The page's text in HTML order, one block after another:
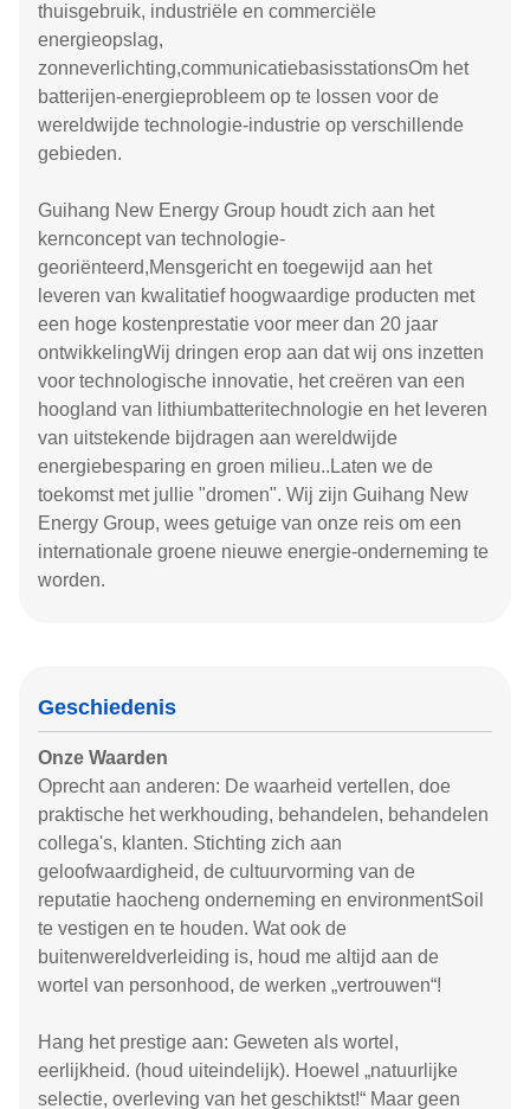
thuisgebruik, industriële en commerciële
energieopslag,
zonneverlichting,communicatiebasisstationsOm het
batterijen-energieprobleem op te lossen voor de
wereldwijde technologie-industrie op verschillende
gebieden.
Guihang New Energy Group houdt zich aan het
kernconcept van technologie-
georiënteerd,Mensgericht en toegewijd aan het
leveren van kwalitatief hoogwaardige producten met
een hoge kostenprestatie voor meer dan 20 jaar
ontwikkelingWij dringen erop aan dat wij ons inzetten
voor technologische innovatie, het creëren van een
hoogland van lithiumbatteritechnologie en het leveren
van uitstekende bijdragen aan wereldwijde
energiebesparing en groen milieu..Laten we de
toekomst met jullie "dromen". Wij zijn Guihang New
Energy Group, wees getuige van onze reis om een
internationale groene nieuwe energie-onderneming te
worden.
Geschiedenis
Onze Waarden
Oprecht aan anderen: De waarheid vertellen, doe
praktische het werkhouding, behandelen, behandelen
collega's, klanten. Stichting zich aan
geloofwaardigheid, de cultuurvorming van de
reputatie haocheng onderneming en environmentSoil
te vestigen en te houden. Wat ook de
buitenwereldverleiding is, houd me altijd aan de
wortel van personhood, de werken „vertrouwen“!
Hang het prestige aan: Geweten als wortel,
eerlijkheid. (houd uiteindelijk). Hoewel „natuurlijke
selectie, overleving van het geschiktst!“ Maar geen